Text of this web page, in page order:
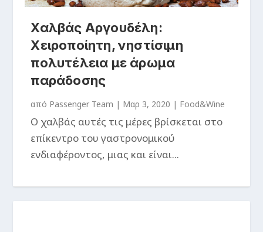
Χαλβάς Αργουδέλη:
Χειροποίητη, νηστίσιμη
πολυτέλεια με άρωμα
παράδοσης
από Passenger Team | Μαρ 3, 2020 | Food&Wine
Ο χαλβάς αυτές τις μέρες βρίσκεται στο
επίκεντρο του γαστρονομικού
ενδιαφέροντος, μιας και είναι...